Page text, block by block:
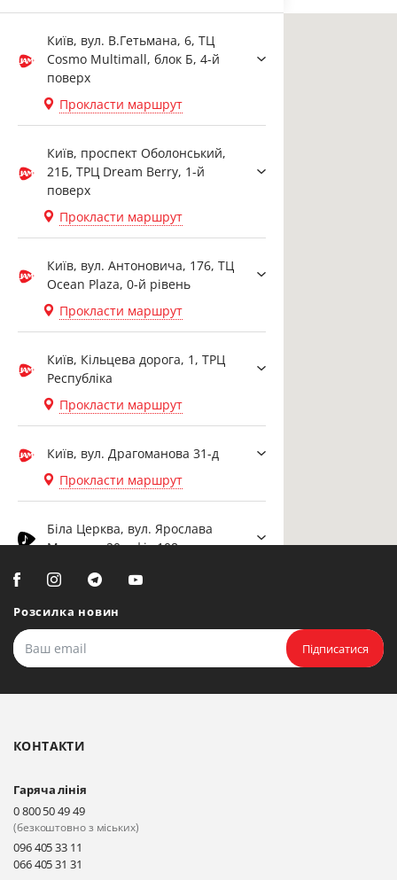
Київ, вул. В.Гетьмана, 6, ТЦ
Cosmo Multimall, блок Б, 4-й
поверх
Прокласти маршрут
Київ, проспект Оболонський,
21Б, ТРЦ Dream Berry, 1-й
поверх
Прокласти маршрут
Київ, вул. Антоновича, 176, ТЦ
Ocean Plaza, 0-й рівень
Прокласти маршрут
Київ, Кільцева дорога, 1, ТРЦ
Республіка
Прокласти маршрут
Київ, вул. Драгоманова 31-д
Прокласти маршрут
Біла Церква, вул. Ярослава
Мудрого, 20, офіс 108
Прокласти маршрут
Олександрійський, 82 (вул.
Розсилка новин
Підписатися
КОНТАКТИ
Гаряча лінія
0 800 50 49 49
(безкоштовно з міських)
096 405 33 11
066 405 31 31